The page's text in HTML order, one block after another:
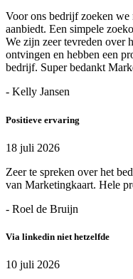
Voor ons bedrijf zoeken we
aanbiedt. Een simpele
We zijn zeer tevreden over
ontvingen en hebben een
bedrijf. Super bedankt
- Kelly Jansen
Positieve ervaring
18 juli 2026
Zeer te spreken over het
van Marketingkaart. Hele
- Roel de Bruijn
Via linkedin niet hetzelfde
10 juli 2026